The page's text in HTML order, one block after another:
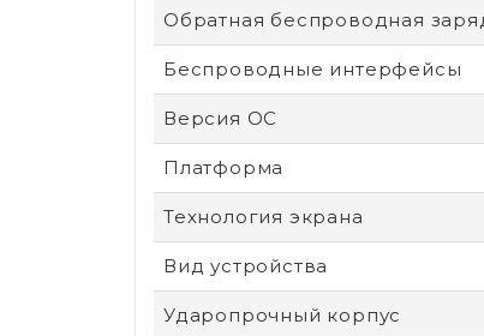
Обратная беспроводная
Беспроводные интерфейсы
Версия ОС
Платформа
Технология экрана
Вид устройства
Ударопрочный корпус